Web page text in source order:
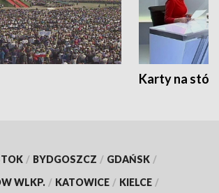
Karty na
/ BYDGOSZCZ / GDAŃSK /
WLKP. / KATOWICE / KIELCE /